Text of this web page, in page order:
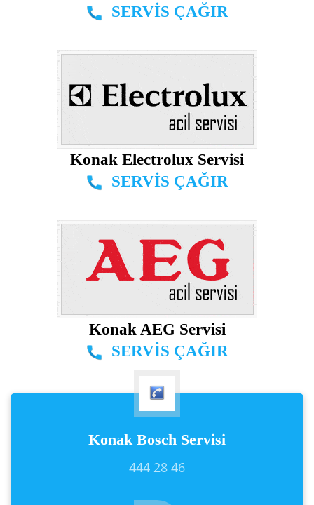
SERVİS ÇAĞIR
Konak Electrolux Servisi
SERVİS ÇAĞIR
Konak AEG Servisi
SERVİS ÇAĞIR
Konak Bosch Servisi
444 28 46